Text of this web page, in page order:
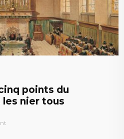
points du
les nier tous